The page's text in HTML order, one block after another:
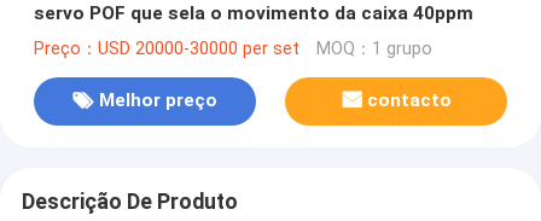
servo POF que sela o movimento da caixa 40ppm
Preço：USD 20000-30000 per set MOQ：1 grupo
Melhor preço contacto
Descrição De Produto